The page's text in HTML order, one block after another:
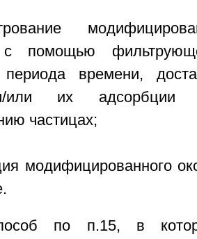
с помощью
периода времени,
или их адсорбции
частицах;
модифицированного
по п.15, в